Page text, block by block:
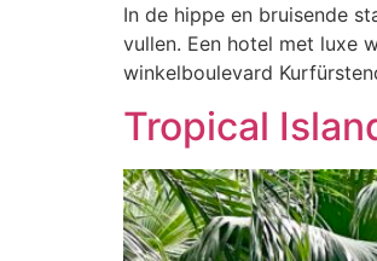
In de hippe en bruisende
vullen. Een hotel met luxe
winkelboulevard
Tropical